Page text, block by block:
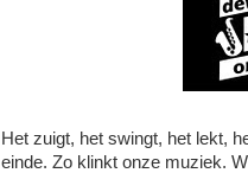
Het zuigt, het swingt, het lekt,
einde. Zo klinkt onze muziek.